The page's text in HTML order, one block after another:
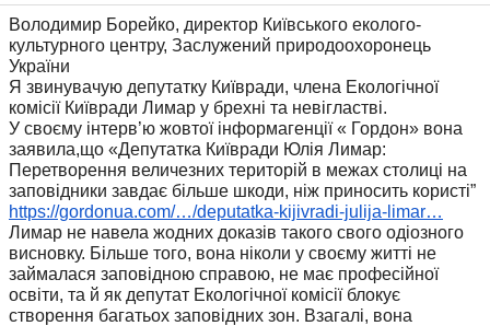
Володимир Борейко, директор Київського еколого-
культурного центру, Заслужений природоохоронець
України
Я звинувачую депутатку Київради, члена Екологічної
комісії Київради Лимар у брехні та невігластві.
У своєму інтерв’ю жовтої інформагенції « Гордон» вона
заявила,що «Депутатка Київради Юлія Лимар:
Перетворення величезних територій в межах столиці на
заповідники завдає більше шкоди, ніж приносить користі”
https://gordonua.com/…/deputatka-kijivradi-julija- limar…
Лимар не навела жодних доказів такого свого одіозного
висновку. Більше того, вона ніколи у своєму житті не
займалася заповідною справою, не має професійної
освіти, та й як депутат Екологічної комісії блокує
створення багатьох заповідних зон. Взагалі, вона